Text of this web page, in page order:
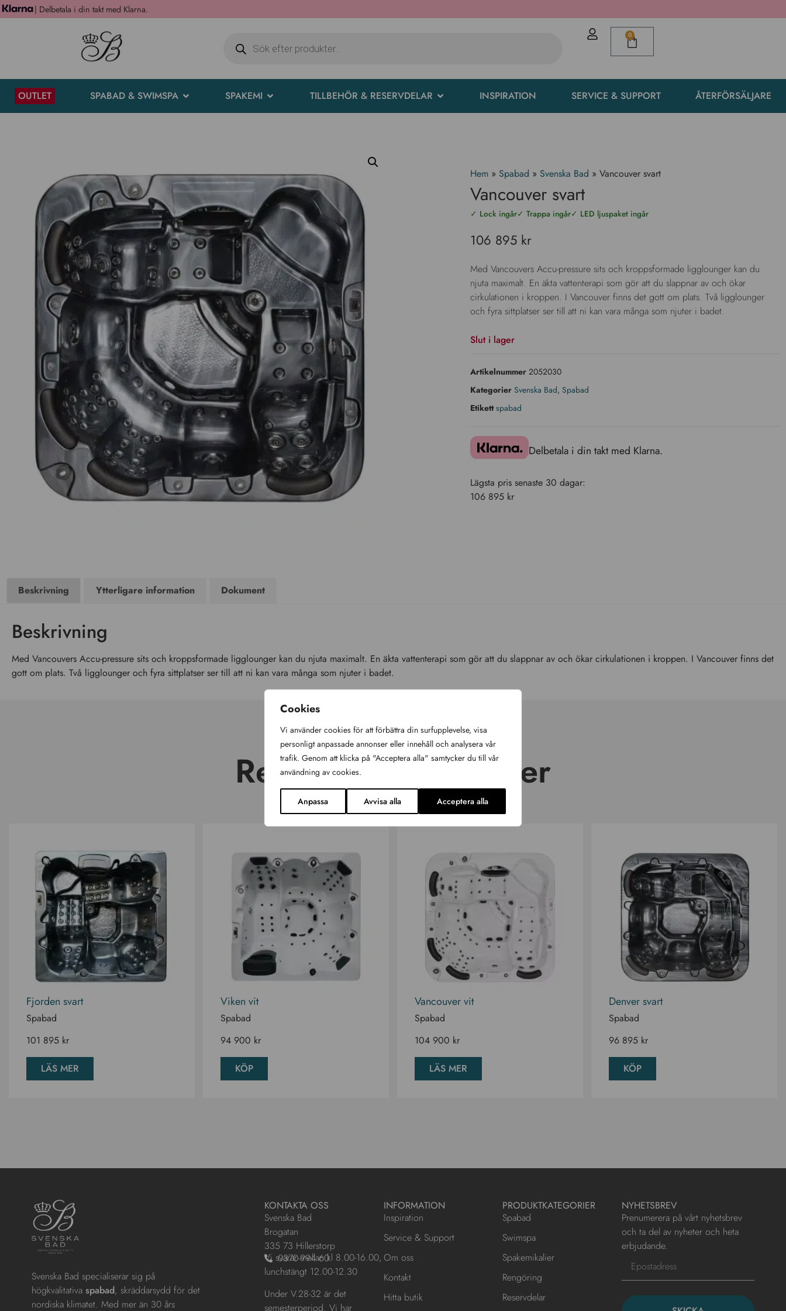
Cookies
Vi använder cookies för att förbättra din surfupplevelse, visa
personligt anpassade annonser eller innehåll och analysera vår
trafik. Genom att klicka på "Acceptera alla" samtycker du till vår
användning av cookies.
Anpassa Avvisa alla Acceptera alla
| Delbetala i din takt med Klarna.
0
OUTLET SPABAD & SWIMSPA SPAKEMI TILLBEHÖR & RESERVDELAR INSPIRATION SERVICE & SUPPORT ÅTERFÖRSÄLJARE
Hem » Spabad » Svenska Bad »Vancouver svart
Vancouver svart
✓ Lock ingår✓ Trappa ingår✓ LED ljuspaket ingår
106 895 kr
Med Vancouvers Accu-pressure sits och kroppsformade ligglounger kan du
njuta maximalt. En äkta vattenterapi som gör att du slappnar av och ökar
cirkulationen i kroppen. I Vancouver finns det gott om plats. Två ligglounger
och fyra sittplatser ser till att ni kan vara många som njuter i badet.
Slut i lager
Artikelnummer2052030
Kategorier Svenska Bad,Spabad
Etikett spabad
Delbetala i din takt med Klarna.
Lägsta pris senaste 30 dagar:
106 895 kr
Beskrivning Ytterligare information Dokument
Beskrivning
Med Vancouvers Accu-pressure sits och kroppsformade ligglounger kan du njuta maximalt. En äkta vattenterapi som gör att du slappnar av och ökar cirkulationen i kroppen. I Vancouver finns det
gott om plats. Två ligglounger och fyra sittplatser ser till att ni kan vara många som njuter i badet.
Relaterade produkter
Fjorden svart
Spabad
101 895 kr
LÄS MER
Viken vit
Spabad
94 900 kr
KÖP
Vancouver vit
Spabad
104 900 kr
LÄS MER
Denver svart
Spabad
96 895 kr
KÖP
Svenska Bad specialiserar sig på
högkvalitativa spabad, skräddarsydd för det
nordiska klimatet. Med mer än 30 års
KONTAKTA OSS
Svenska Bad
Brogatan
335 73 Hillerstorp
0370-994 60
Vi svarar mellan kl 8.00-16.00,
lunchstängt 12.00-12.30
Under V.28-32 är det
semesterperiod. Vi har
INFORMATION
Inspiration
Service & Support
Om oss
Kontakt
Hitta butik
PRODUKTKATEGORIER
Spabad
Swimspa
Spakemikalier
Rengöring
Reservdelar
NYHETSBREV
Prenumerera på vårt nyhetsbrev
och ta del av nyheter och heta
erbjudande.